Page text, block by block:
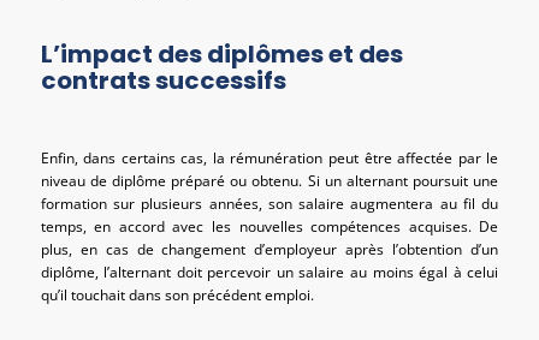
L’impact des diplômes et des
contrats successifs
Enfin, dans certains cas, la rémunération peut être affectée par le
niveau de diplôme préparé ou obtenu. Si un alternant poursuit une
formation sur plusieurs années, son salaire augmentera au fil du
temps, en accord avec les nouvelles compétences acquises. De
plus, en cas de changement d’employeur après l’obtention d’un
diplôme, l’alternant doit percevoir un salaire au moins égal à celui
qu’il touchait dans son précédent emploi.